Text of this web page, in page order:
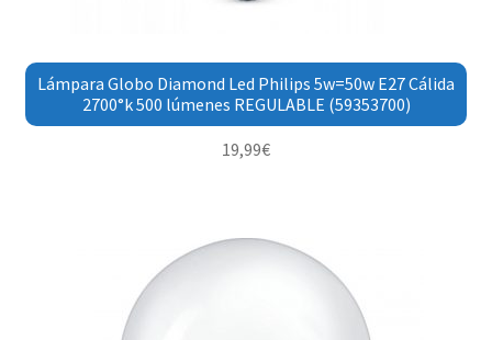
Lámpara Globo Diamond Led Philips 5w=50w E27 Cálida
2700°k 500 lúmenes REGULABLE (59353700)
19,99€